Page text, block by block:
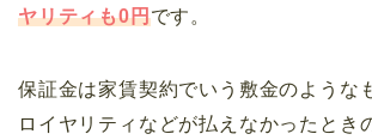
ヤリティも0円です。
保証金は家賃契約でいう敷金のような
ロイヤリティなどが払えなかったとき